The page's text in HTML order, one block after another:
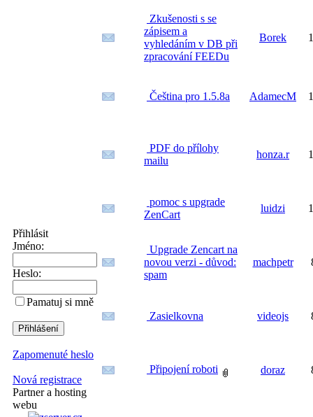
Přihlásit
Jméno:
Heslo:
Pamatuj si mně
Zapomenuté heslo
Nová registrace
Partner a hosting
webu
Zkušenosti s se
zápisem a
vyhledáním v DB při
zpracování FEEDu
Borek
Čeština pro 1.5.8a AdamecM
PDF do přílohy
mailu
honza.r
pomoc s upgrade
ZenCart
luidzi
Upgrade Zencart na
novou verzi - důvod:
spam
machpetr
Zasielkovna videojs
Připojení roboti doraz